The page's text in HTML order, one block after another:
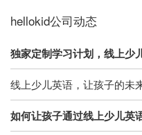
hellokid公司动态
独家定制学习计划，线上少
线上少儿英语，让孩子的未
如何让孩子通过线上少儿英